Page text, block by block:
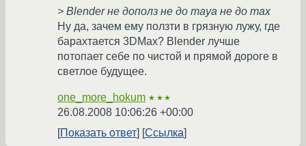
> Blender не дополз не до maya не до max
Ну да, зачем ему ползти в грязную лужу, где
барахтается 3DMax? Blender лучше
потопает себе по чистой и прямой дороге в
светлое будущее.
one_more_hokum ★★★
26.08.2008 10:06:26 +00:00
Показать ответ
Ссылка